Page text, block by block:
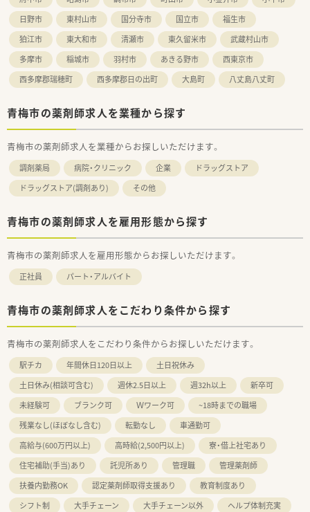
く働くことができます。
■常勤の事務スタッフが在籍しているため、薬剤師業務に専念で
きる体制が整っています。
日野市
東村山市 国分寺市 国立市
福生市
狛江市
東大和市 清瀬市 東久留米市
武蔵村山市
多摩市
稲城市 羽村市 あきる野市
西東京市
西多摩郡瑞穂町
西多摩郡日の出町 大島町 八丈島八丈町
青梅市の薬剤師求人を業種から探す
青梅市の薬剤師求人を業種からお探しいただけます。
調剤薬局 病院・クリニック 企業
ドラッグストア
ドラッグストア(調剤あり)
その他
青梅市の薬剤師求人を雇用形態から探す
青梅市の薬剤師求人を雇用形態からお探しいただけます。
正社員 パート・アルバイト
青梅市の薬剤師求人をこだわり条件から探す
青梅市の薬剤師求人をこだわり条件からお探しいただけます。
駅チカ 年間休日120日以上
土日祝休み
土日休み(相談可含む)
週休2.5日以上 週32h以上
新卒可
未経験可
ブランク可 Ｗワーク可
~18時までの職場
残業なし(ほぼなし含む)
転勤なし
車通勤可
高給与(600万円以上)
高時給(2,500円以上)
寮・借上社宅あり
住宅補助(手当)あり
託児所あり 管理職
管理薬剤師
扶養内勤務OK
認定薬剤師取得支援あり
教育制度あり
シフト制
大手チェーン 大手チェーン以外
ヘルプ体制充実